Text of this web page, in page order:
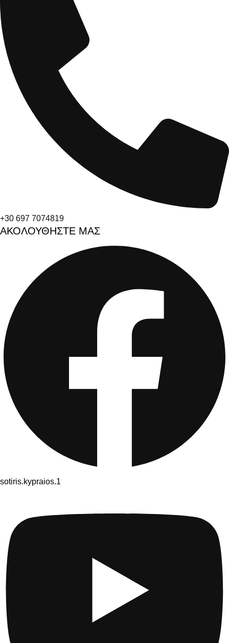
+30 697 7074819
ΑΚΟΛΟΥΘΗΣΤΕ ΜΑΣ
sotiris.kypraios.1